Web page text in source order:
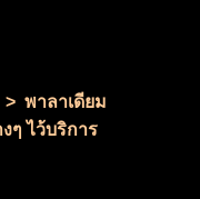
พาลาเดียม
ๆ ไว้บริการ